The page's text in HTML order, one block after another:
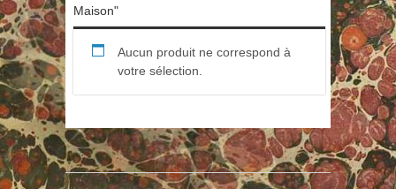
Maison"
Aucun produit ne correspond à
votre sélection.